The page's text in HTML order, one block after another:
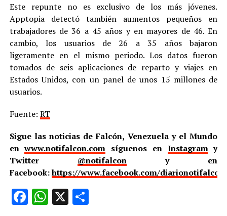
Este repunte no es exclusivo de los más jóvenes.
Apptopia detectó también aumentos pequeños en
trabajadores de 36 a 45 años y en mayores de 46. En
cambio, los usuarios de 26 a 35 años bajaron
ligeramente en el mismo periodo. Los datos fueron
tomados de seis aplicaciones de reparto y viajes en
Estados Unidos, con un panel de unos 15 millones de
usuarios.
Fuente: RT
Sigue las noticias de Falcón, Venezuela y el Mundo
enwww.notifalcon.com síguenos en Instagramy
Twitter @notifalcony en
Facebook:https://www.facebook.com/
Facebook
WhatsApp
X Compartir